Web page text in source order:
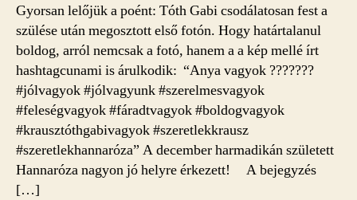
Gyorsan lelőjük a poént: Tóth Gabi csodálatosan fest a
szülése után megosztott első fotón. Hogy határtalanul
boldog, arról nemcsak a fotó, hanem a a kép mellé írt
hashtagcunami is árulkodik: “Anya vagyok ??‍?????
#jólvagyok #jólvagyunk #szerelmesvagyok
#feleségvagyok #fáradtvagyok #boldogvagyok
#krausztóthgabivagyok #szeretlekkrausz
#szeretlekhannaróza” A december harmadikán született
Hannaróza nagyon jó helyre érkezett! A bejegyzés
[…]